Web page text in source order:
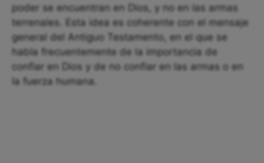
poder se encuentran en Dios, y no en las armas
terrenales. Esta idea es coherente con el mensaje
general del Antiguo Testamento, en el que se
habla frecuentemente de la importancia de
confiar en Dios y de no confiar en las armas o en
la fuerza humana.